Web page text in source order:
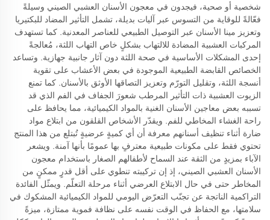
شخصية أو صحية، فيجدون في معجون الأسنان العشبي الصيني وسيلةً
فعّالةً للوقاية من التسوس عبر آليات بديلة، تشمل التأثير المضاد للبكتيريا
وتعزيز مينا الأسنان عبر التوصيل الطبيعي للعناصر المعدنية. كما تستهدف
المركبات العشبية المضادة للالتهاب بشكلٍ خاص التهاب اللثة، مُعالجةً
إحدى المشكلات الأساسية في صحة اللثة دون آثار جانبية جهازية. وتساعد
الخصائص القابضة الطبيعية الموجودة في بعض الأعشاب على تقوية
أنسجة اللثة، وتقليل التورّم وتعزيز التصاقها الأوثق بالأسنان. كما تمنع
الزيوت العشبية ذات التأثير المرطب شعورَ الجفاف في الفم الذي قد
تسببه بعض معاجين الأسنان الغنية بالمواد الكيميائية، مما يحافظ على
راحة الغشاء المخاطي للفم. ويقدّر الأشخاص القلقون من ابتلاع مواد
ضارة أثناء تنظيف أسنانهم معرفة أن أي كميةٍ عرضيةٍ تُبتلع من هذا المنتج
تحتوي فقط على مكونات طبيعية معترفٍ بها عمومًا بأنها آمنة. ويشعر
الآباء بمزيدٍ من الثقة عند السماح لأطفالهم الصغار باستخدام معجون
الأسنان العشبي الصيني، إذ إن تركيبته تنطوي على أقل قدرٍ ممكنٍ من
المخاطر حتى في حال الابتلاع العرضي أثناء مرحلة التعلّم. ويمثّل الفائدة
التراكمية الناتجة عن تجنّب التعرّض اليومي للمواد الكيميائية المشكوك في
سلامتها، مع الحفاظ في الوقت نفسه على نظافة فموية ممتازة، ميزةً